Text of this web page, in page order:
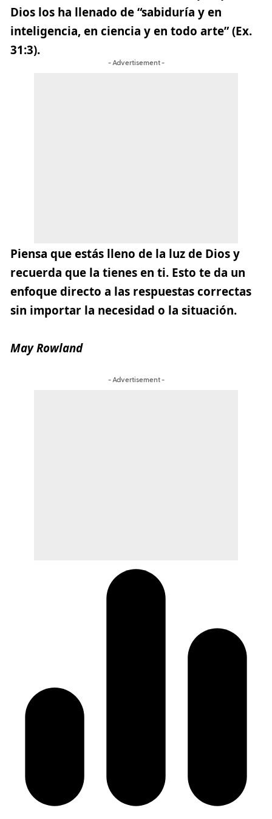
Dios los ha llenado de “sabiduría y en
inteligencia, en ciencia y en todo arte” (Ex.
31:3).
- Advertisement -
Piensa que estás lleno de la luz de Dios y
recuerda que la tienes en ti. Esto te da un
enfoque directo a las respuestas correctas
sin importar la necesidad o la situación.
May Rowland
- Advertisement -